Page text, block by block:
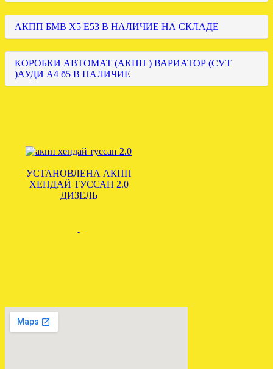
АКПП БМВ Х5 Е53 В НАЛИЧИЕ НА СКЛАДЕ
КОРОБКИ АВТОМАТ (АКПП ) ВАРИАТОР (CVT
)АУДИ А4 б5 В НАЛИЧИЕ
УСТАНОВЛЕНА АКПП
ХЕНДАЙ ТУССАН 2.0
ДИЗЕЛЬ